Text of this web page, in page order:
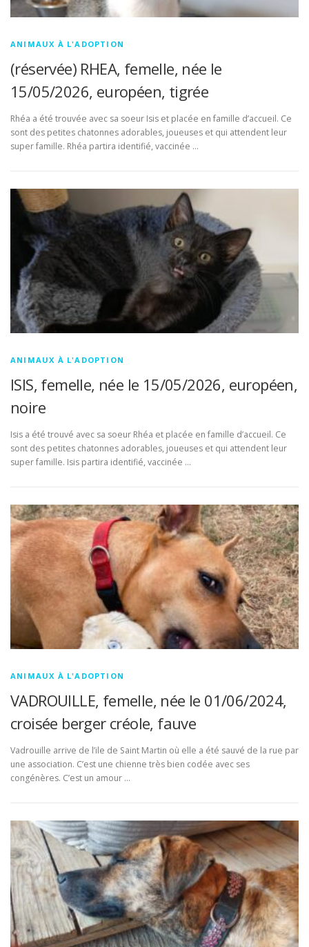
ANIMAUX À L'ADOPTION
(réservée) RHEA, femelle, née le
15/05/2026, européen, tigrée
Rhéa a été trouvée avec sa soeur Isis et placée en famille d’accueil. Ce
sont des petites chatonnes adorables, joueuses et qui attendent leur
super famille. Rhéa partira identifié, vaccinée …
ANIMAUX À L'ADOPTION
ISIS, femelle, née le 15/05/2026, européen,
noire
Isis a été trouvé avec sa soeur Rhéa et placée en famille d’accueil. Ce
sont des petites chatonnes adorables, joueuses et qui attendent leur
super famille. Isis partira identifié, vaccinée …
ANIMAUX À L'ADOPTION
VADROUILLE, femelle, née le 01/06/2024,
croisée berger créole, fauve
Vadrouille arrive de l’ile de Saint Martin où elle a été sauvé de la rue par
une association. C’est une chienne très bien codée avec ses
congénères. C’est un amour …